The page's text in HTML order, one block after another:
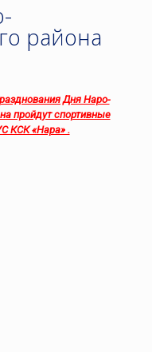
района
Дня Наро-
пройдут спортивные
КСК «Нара» .